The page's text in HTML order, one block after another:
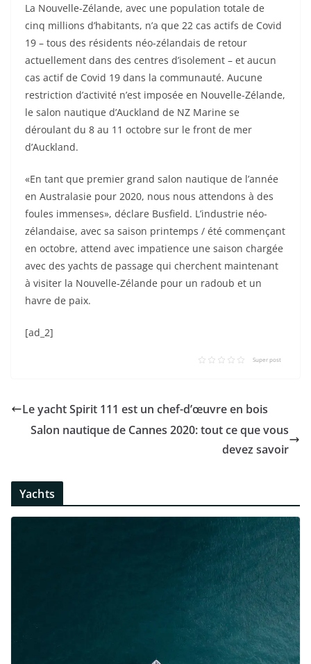
La Nouvelle-Zélande, avec une population totale de
cinq millions d’habitants, n’a que 22 cas actifs de Covid
19 – tous des résidents néo-zélandais de retour
actuellement dans des centres d’isolement – et aucun
cas actif de Covid 19 dans la communauté. Aucune
restriction d’activité n’est imposée en Nouvelle-Zélande,
le salon nautique d’Auckland de NZ Marine se
déroulant du 8 au 11 octobre sur le front de mer
d’Auckland.
«En tant que premier grand salon nautique de l’année
en Australasie pour 2020, nous nous attendons à des
foules immenses», déclare Busfield. L’industrie néo-
zélandaise, avec sa saison printemps / été commençant
en octobre, attend avec impatience une saison chargée
avec des yachts de passage qui cherchent maintenant
à visiter la Nouvelle-Zélande pour un radoub et un
havre de paix.
[ad_2]
Super post
Le yacht Spirit 111 est un chef-d’œuvre en bois
Salon nautique de Cannes 2020: tout ce que vous
devez savoir
Yachts